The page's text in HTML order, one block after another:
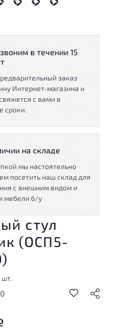
в течении 15
заказ
Интернет-магазина и
с вами в
сроки.
на складе
мы настоятельно
посетить наш склад для
с внешним видом и
мебели б/у
стул
(ОСП5-
)
шт.